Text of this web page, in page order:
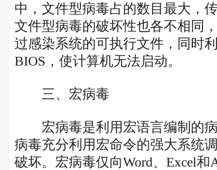
中，文件型病毒占的数目最大，
文件型病毒的破坏性也各不相同
过感染系统的可执行文件，同时
BIOS，使计算机无法启动。
三、宏病毒
宏病毒是利用宏语言编制的病
病毒充分利用宏命令的强大系统
破坏。宏病毒仅向Word、Excel和